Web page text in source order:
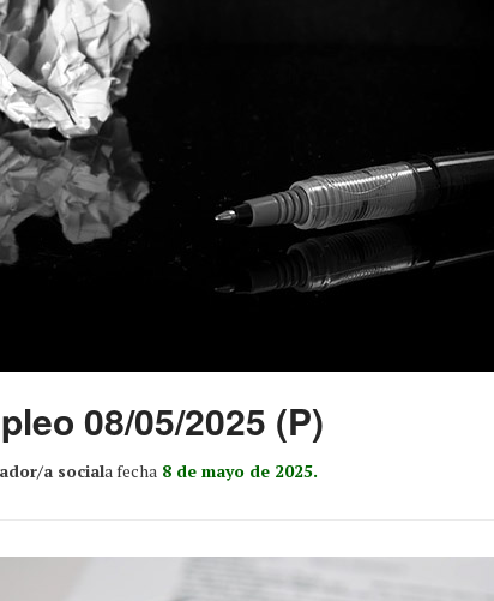
08/05/2025 (P)
a sociala fecha 8 de mayo de 2025.